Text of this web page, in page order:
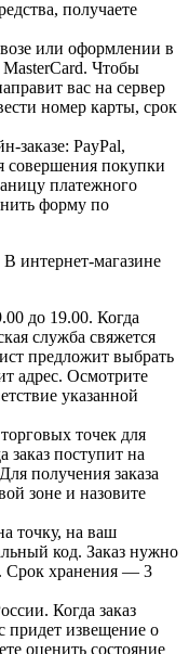
получаете
или оформлении в
Чтобы
вас на сервер
номер карты, срок
заказе: PayPal,
совершения покупки
платежного
форму по
интернет-магазине
до 19.00. Когда
служба свяжется
предложит выбрать
адрес. Осмотрите
указанной
точек для
заказ поступит на
получения заказа
зоне и назовите
точку, на ваш
код. Заказ нужно
Срок хранения — 3
Когда заказ
придет извещение о
оценить состояние